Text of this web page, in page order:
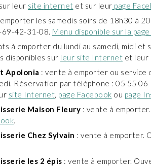
leur site internet et sur leur page
les samedis soirs de 18h30 à
69-42-31-08. Menu disponible sur la
à emporter du lundi au samedi, midi et
disponibles sur leur site Internet et leur
Apolonia : vente à emporter ou service
Réservation par téléphone : 05 55 06
site Internet, page Facebook ou page
Maison Fleury : vente à
.
Chez Sylvain : vente à emporter.
les 2 épis : vente à emporter.